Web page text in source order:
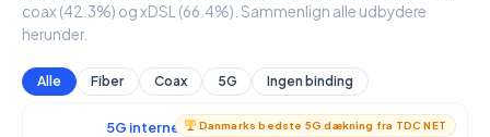
coax (42.3%) og xDSL (66.4%). Sammenlign alle udbydere
herunder.
Alle Fiber Coax 5G Ingen binding
Danmarks bedste 5G dækning fra TDC NET
5G internet950 / 90 Mbit/s